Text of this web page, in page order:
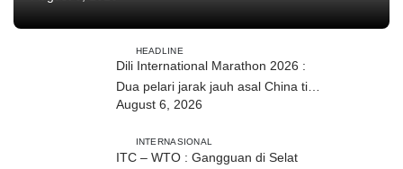
HEADLINE
Dili International Marathon 2026 :
Dua pelari jarak jauh asal China tiba
di Dili
August 6, 2026
INTERNASIONAL
ITC – WTO : Gangguan di Selat